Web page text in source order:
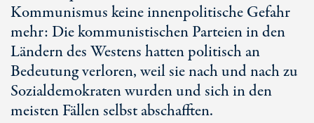
Kommunismus keine innenpolitische Gefahr
mehr: Die kommunistischen Parteien in den
Ländern des Westens hatten politisch an
Bedeutung verloren, weil sie nach und nach zu
Sozialdemokraten wurden und sich in den
meisten Fällen selbst abschafften.